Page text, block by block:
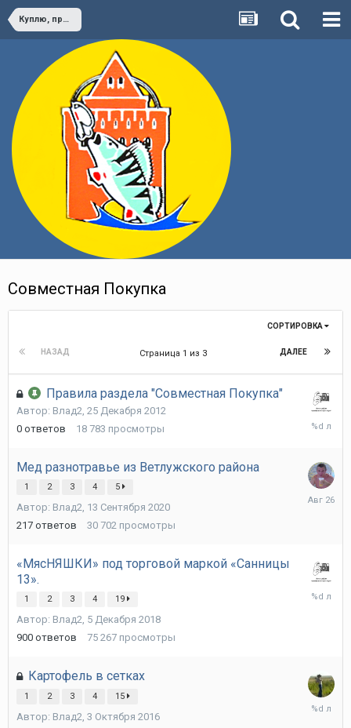
Куплю, продам, а может и подарю :)
Cовместная Покупка
СОРТИРОВКА
НАЗАД ДАЛЕЕ
Страница 1 из 3
Правила раздела "Совместная Покупка"
Автор: Влад2, 25 Декабря 2012
0 ответов 18 783 просмотры
25
Мед разнотравье из Ветлужского района
1 2 3 4 5
Автор: Влад2, 13 Сентября 2020
217 ответов 30 702 просмотры
26
«МясНЯШКИ» под торговой маркой «Санницы
13».
1 2 3 4 19
Автор: Влад2, 5 Декабря 2018
900 ответов 75 267 просмотры
19
Картофель в сетках
1 2 3 4 15
Автор: Влад2, 3 Октября 2016
9